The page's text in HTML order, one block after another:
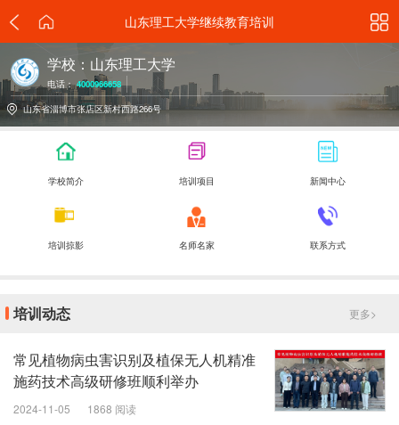
山东理工大学继续教育培训
学校：山东理工大学
电话：4000966658
山东省淄博市张店区新村西路266号
学校简介 培训项目 新闻中心
培训掠影 名师名家 联系方式
培训动态 更多>
常见植物病虫害识别及植保无人机精准
施药技术高级研修班顺利举办
2024-11-05 1868 阅读